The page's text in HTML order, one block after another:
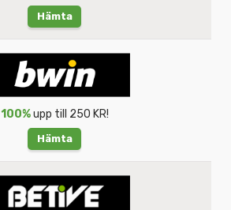
Hämta
100%upp till 250 KR!
Hämta